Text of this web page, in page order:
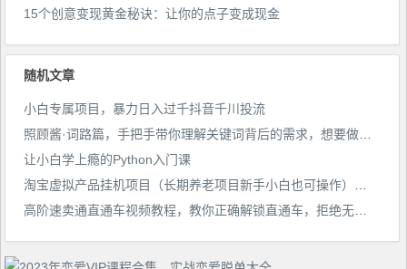
15个创意变现黄金秘诀：让你的点子变成现金
随机文章
小白专属项目，暴力日入过千抖音千川投流
让小白学上瘾的Python入门课